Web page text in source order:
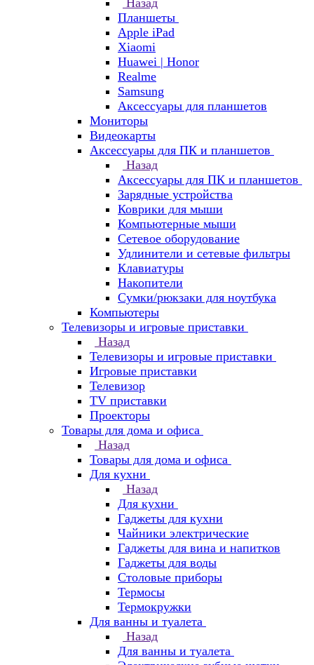
Назад
Планшеты
Apple iPad
Xiaomi
Huawei | Honor
Realme
Samsung
Аксессуары для планшетов
Мониторы
Видеокарты
Аксессуары для ПК и планшетов
Назад
Аксессуары для ПК и планшетов
Зарядные устройства
Коврики для мыши
Компьютерные мыши
Сетевое оборудование
Удлинители и сетевые фильтры
Клавиатуры
Накопители
Сумки/рюкзаки для ноутбука
Компьютеры
Телевизоры и игровые приставки
Назад
Телевизоры и игровые приставки
Игровые приставки
Телевизор
TV приставки
Проекторы
Товары для дома и офиса
Назад
Товары для дома и офиса
Для кухни
Назад
Для кухни
Гаджеты для кухни
Чайники электрические
Гаджеты для вина и напитков
Гаджеты для воды
Столовые приборы
Термосы
Термокружки
Для ванны и туалета
Назад
Для ванны и туалета